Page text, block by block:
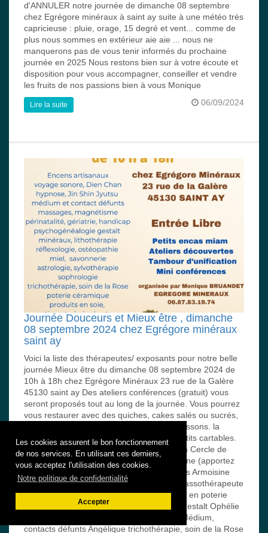
Les cookies assurent le bon fonctionnement
de nos services. En utilisant ces derniers,
vous acceptez l'utilisation des cookies.
Notre politique de confidentialité
Accepter
d'ANNULER notre journée de dimanche 08 septembre
chez Egrégore minéraux à saint ay suite à une météo très
capricieuse : pluie, orage, 15 degré et vent... comme de
plus nous sommes en extérieur aie aie ... nous ne
manquerons pas de vous tenir informés du prochaine
journée en 2025 Nous restons bien sur à votre écoute et
disposition pour vous accompagner, conseiller et vendre
les fruits de nos passions bien à vous Monique
06/09/2024
Lire la suite
Journée Douceurs et Mieux être , dimanche
08 septembre 2024 chez Egrégore minéraux
saint ay
Voici la liste des thérapeutes/ exposants pour notre belle
journée Mieux être du dimanche 08 septembre 2024 de
10h à 18h chez Egrégore Minéraux 23 rue de la Galère
45130 saint ay Des ateliers conférences (gratuit) vous
seront proposés tout au long de la journée. Vous pourrez
vous restaurer avec des quiches, cakes salés ou sucrés,
gâteaux, salades composées, café/thé, boissons. la
recette sera reversée à l'association les petits cartables.
Cette journée sera clôturée à 17h45 par un Cercle de
tambours et fumigation avec Cathy Armoisine (apportez
votre tambour) Les thérapeutes / exposants Armoisine
(Cathy) et ses encens artisanaux Elodie massothérapeute
holistique Frédérique “Boudi” ses créations en poterie
céramique Dominique psychogénéalogie Gestalt Ophélie
soins énergétiques /magnétisme Isabelle Médium,
contacts défunts Angélique trichothérapie, soin de la Rose